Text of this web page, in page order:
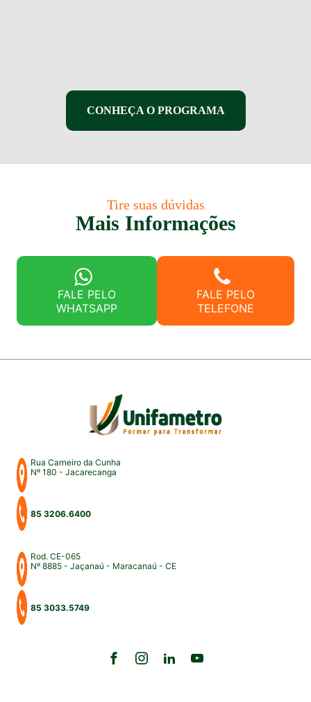
CONHEÇA O PROGRAMA
Tire suas dúvidas
Mais Informações
FALE PELO
WHATSAPP
FALE PELO
TELEFONE
Rua Carneiro da Cunha
Nº 180 - Jacarecanga
85 3206.6400
Rod. CE-065
Nº 8885 - Jaçanaú - Maracanaú - CE
85 3033.5749